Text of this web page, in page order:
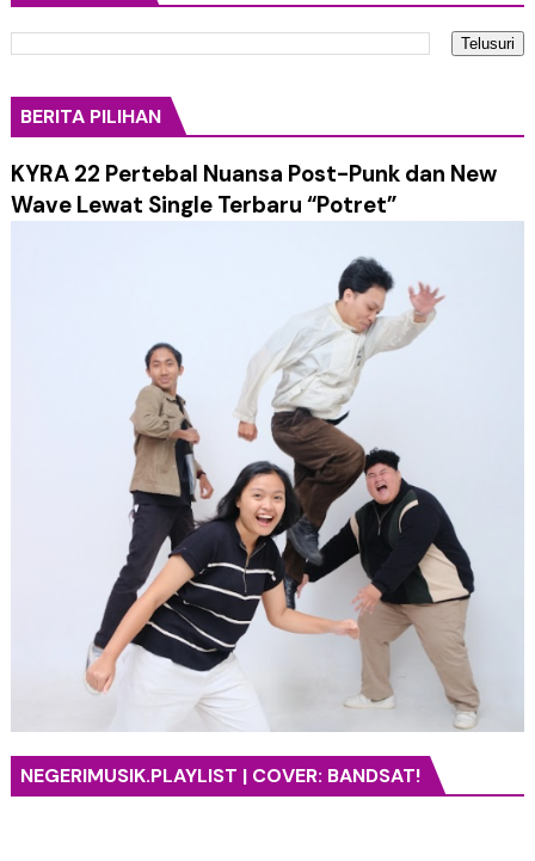
BERITA PILIHAN
KYRA 22 Pertebal Nuansa Post-Punk dan New
Wave Lewat Single Terbaru “Potret”
NEGERIMUSIK.PLAYLIST | COVER: BANDSAT!